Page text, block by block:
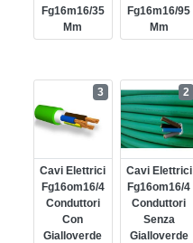
Fg16m16/35
Mm
Fg16m16/95
Mm
Cavi Elettrici
Fg16om16/4
Conduttori
Con
Gialloverde
3
Cavi Elettrici
Fg16om16/4
Conduttori
Senza
Gialloverde
2